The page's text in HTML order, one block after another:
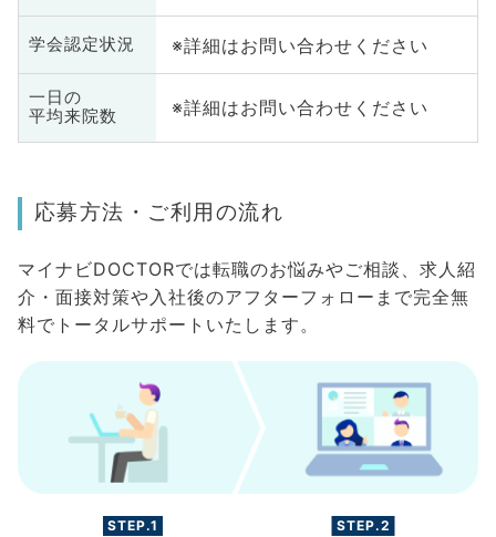
学会認定状況 ※詳細はお問い合わせください
一日の
平均来院数
※詳細はお問い合わせください
応募方法・ご利用の流れ
マイナビDOCTORでは転職のお悩みやご相談、求人紹
介・面接対策や入社後のアフターフォローまで完全無
料でトータルサポートいたします。
STEP.1 STEP.2